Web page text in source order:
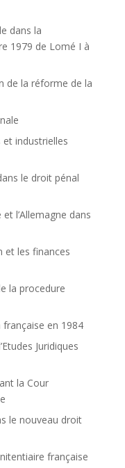
dans la
1979 de Lomé I à
de la réforme de la
et industrielles
le droit pénal
et l’Allemagne dans
et les finances
la procedure
française en 1984
Juridiques
la Cour
le nouveau droit
française